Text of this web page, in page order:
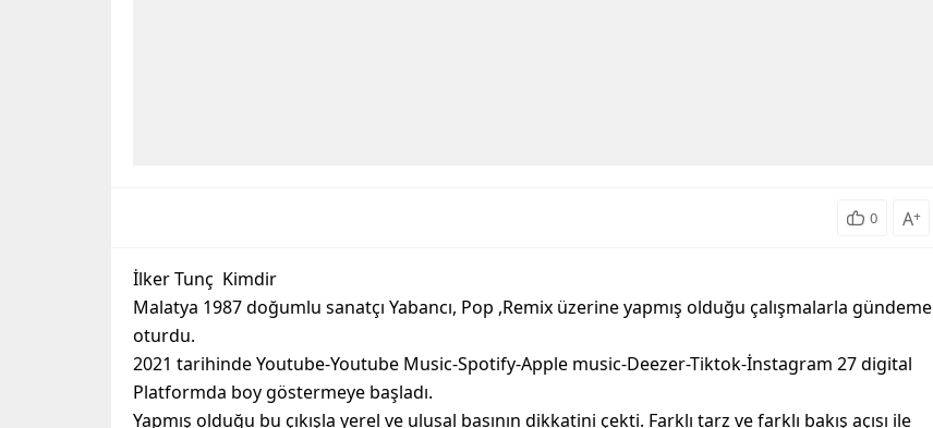
0 A+
İlker Tunç Kimdir
Malatya 1987 doğumlu sanatçı Yabancı, Pop ,Remix üzerine yapmış olduğu çalışmalarla gündeme
oturdu.
2021 tarihinde Youtube-Youtube Music-Spotify-Apple music-Deezer-Tiktok-İnstagram 27 digital
Platformda boy göstermeye başladı.
Yapmış olduğu bu çıkışla yerel ve ulusal basının dikkatini çekti. Farklı tarz ve farklı bakış açısı ile